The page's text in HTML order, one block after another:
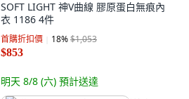
SOFT LIGHT 神V曲線 膠原蛋白無痕內
衣 1186 4件
首購折扣價 18%$1,053
$853
明天 8/8 (六) 預計送達